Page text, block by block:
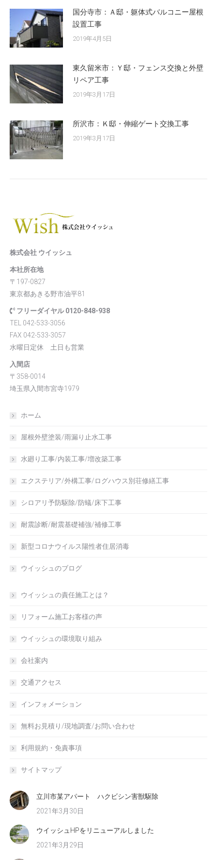
国分寺市：Ａ邸・躯体式バルコニー屋根
設置工事
2019年4月5日
東久留米市：Ｙ邸・フェンス交換と外壁
リペア工事
2019年3月17日
所沢市：Ｋ邸・伸縮ゲート交換工事
2019年3月17日
株式会社 ウイッシュ
本社所在地
〒197-0827
東京都あきる野市油平81
フリーダイヤル 0120-848-938
TEL 042-533-3056
FAX 042-533-3057
水曜日定休 土日も営業
入間店
〒358-0014
埼玉県入間市宮寺1979
ホーム
屋根外壁塗装/雨漏り止水工事
水廻り工事/内装工事/増改築工事
エクステリア/外構工事/ログハウス別荘修繕工事
シロアリ予防駆除/防蟻/床下工事
耐震診断/耐震基礎補強/補修工事
新型コロナウイルス陽性者住居消毒
ウイッシュのブログ
ウイッシュの責任施工とは？
リフォーム施工お客様の声
ウイッシュの環境取り組み
会社案内
交通アクセス
インフォメーション
無料お見積り/現地調査/お問い合わせ
利用規約・免責事項
サイトマップ
立川市某アパート ハクビシン害獣駆除
2021年3月30日
ウイッシュHPをリニューアルしました
2021年3月29日